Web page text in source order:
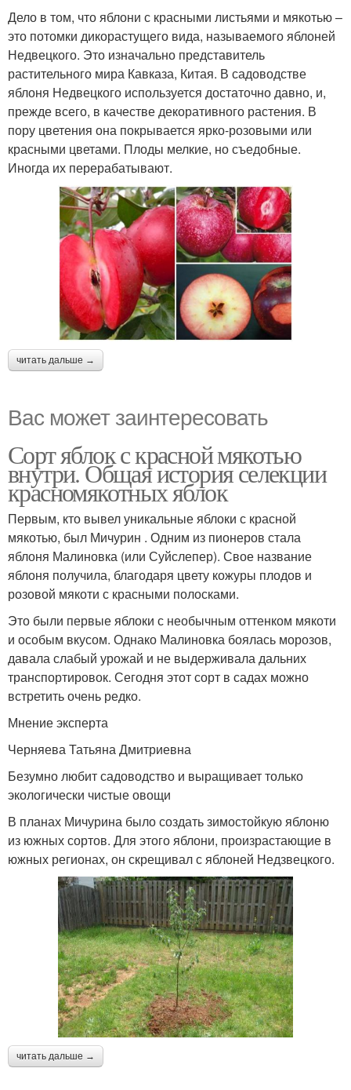
Дело в том, что яблони с красными листьями и мякотью –
это потомки дикорастущего вида, называемого яблоней
Недвецкого. Это изначально представитель
растительного мира Кавказа, Китая. В садоводстве
яблоня Недвецкого используется достаточно давно, и,
прежде всего, в качестве декоративного растения. В
пору цветения она покрывается ярко-розовыми или
красными цветами. Плоды мелкие, но съедобные.
Иногда их перерабатывают.
читать дальше →
Вас может заинтересовать
Сорт яблок с красной мякотью
внутри. Общая история селекции
красномякотных яблок
Первым, кто вывел уникальные яблоки с красной
мякотью, был Мичурин . Одним из пионеров стала
яблоня Малиновка (или Суйслепер). Свое название
яблоня получила, благодаря цвету кожуры плодов и
розовой мякоти с красными полосками.
Это были первые яблоки с необычным оттенком мякоти
и особым вкусом. Однако Малиновка боялась морозов,
давала слабый урожай и не выдерживала дальних
транспортировок. Сегодня этот сорт в садах можно
встретить очень редко.
Мнение эксперта
Черняева Татьяна Дмитриевна
Безумно любит садоводство и выращивает только
экологически чистые овощи
В планах Мичурина было создать зимостойкую яблоню
из южных сортов. Для этого яблони, произрастающие в
южных регионах, он скрещивал с яблоней Недзвецкого.
читать дальше →